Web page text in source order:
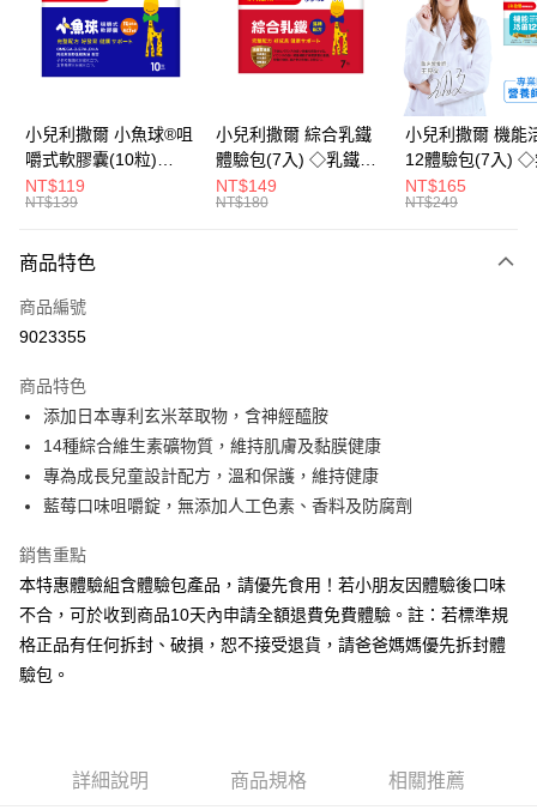
Apple Pay
街口支付
悠遊付
Google Pay
全盈+PAY
大哥付你分期
【大哥付你分期使用說明】
1.本服務由台灣大哥大提供，台灣大哥大用戶可立即使用無須另外申請。
流程，驗證手機門號後，選擇欲分期的期數、繳款截止日，確認付款後即完
成交易。
3.實際核准額度、可分期數及費用金額請依後續交易確認頁面所載為準。
4.訂單成立30分鐘內，如未前往確認交易或遇審核未通過，訂單將自動取
法說明評估內容。
【繳款方式說明】
醒簡訊。
帳／街口支付／iPASS MONEY」等通路繳費。
【注意事項】
1.本服務係由「台灣大哥大股份有限公司」（以下簡稱本公司）所提供，讓
用戶於交易時，得透過本服務購買商品或服務，並由商店將買賣／分期付款
3.完整用戶服務條款，請詳閱以下連結：https://oppay.tw/userRule
AFTEE先享後付
【關於「AFTEE先享後付」】
AFTEE先享後付是「在收到商品之後才付款」的支付方式。 讓您購物簡單
便利好安心！
１．簡單：不需註冊會員、不需綁卡、不需儲值。
２．便利：只要手機號碼，簡訊認證，即可結帳。
３．安心：先確認商品／服務後，再付款。
１．於結帳方式選擇「AFTEE先享後付」後，將跳轉至「AFTEE先享後付」
結帳頁面，進行簡訊認證並確認金額後，即可完成結帳。
３．收到繳費通知簡訊後14天內，點擊此簡訊中的連結，可透過四大超商／
ATM／網路銀行／等多元方式進行付款，方視為交易完成。
※ 請注意：結帳手續完成當下不需立刻繳費，但若您需要取消訂單，請聯絡
購買商品的店家。未經商家同意取消之訂單仍視為有效，需透過AFTEE先享
客戶支援中心」https://netprotections.freshdesk.com/support/home
ATM付款
全家取貨付款
7-11取貨付款
每筆NT$65，滿NT$1,300(含以上)免運費
宅配
每筆NT$85，滿NT$1,300(含以上)免運費
小兒利撒爾 小魚球®咀
嚼式軟膠囊(10粒)
◇OMEGA-
3(EPA+DHA)+rTG型魚
NT$119
NT$139
小兒利撒爾 綜合乳鐵
體驗包(7入) ◇乳鐵蛋
白+藻精蛋白+DHA藻
油+專利大豆卵磷脂 成
NT$149
NT$180
小兒利撒爾 機能
12體驗包(7入) ◇
糖添加◇
NT$165
NT$249
商品特色
商品編號
9023355
商品特色
添加日本專利玄米萃取物，含神經醯胺
14種綜合維生素礦物質，維持肌膚及黏膜健康
專為成長兒童設計配方，溫和保護，維持健康
藍莓口味咀嚼錠，無添加人工色素、香料及防腐劑
銷售重點
本特惠體驗組含體驗包產品，請優先食用！若小朋友因體驗後口味
不合，可於收到商品10天內申請全額退費免費體驗。註：若標準規
格正品有任何拆封、破損，恕不接受退貨，請爸爸媽媽優先拆封體
驗包。
詳細說明 商品規格 相關推薦